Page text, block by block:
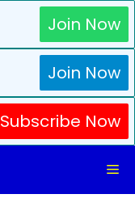
Join Now
Join Now
Subscribe Now